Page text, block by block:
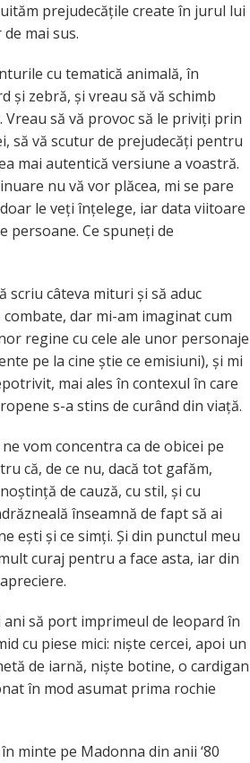
prejudecățile create în jurul lui
mai sus.
cu tematică animală, în
și zebră, și vreau să vă schimb
să vă provoc să le priviți prin
să vă scutur de prejudecăți pentru
mai autentică versiune a voastră.
nu vă vor plăcea, mi se pare
le veți înțelege, iar data viitoare
persoane. Ce spuneți de
scriu câteva mituri și să aduc
dar mi-am imaginat cum
regine cu cele ale unor personaje
pe la cine știe ce emisiuni), și mi
mai ales în contexul în care
s-a stins de curând din viață.
vom concentra ca de obicei pe
că, de ce nu, dacă tot gafăm,
de cauză, cu stil, și cu
înseamnă de fapt să ai
ești și ce simți. Și din punctul meu
curaj pentru a face asta, iar din
să port imprimeul de leopard în
cu piese mici: niște cercei, apoi un
de iarnă, niște botine, o cardigan
în mod asumat prima rochie
minte pe Madonna din anii ‘80